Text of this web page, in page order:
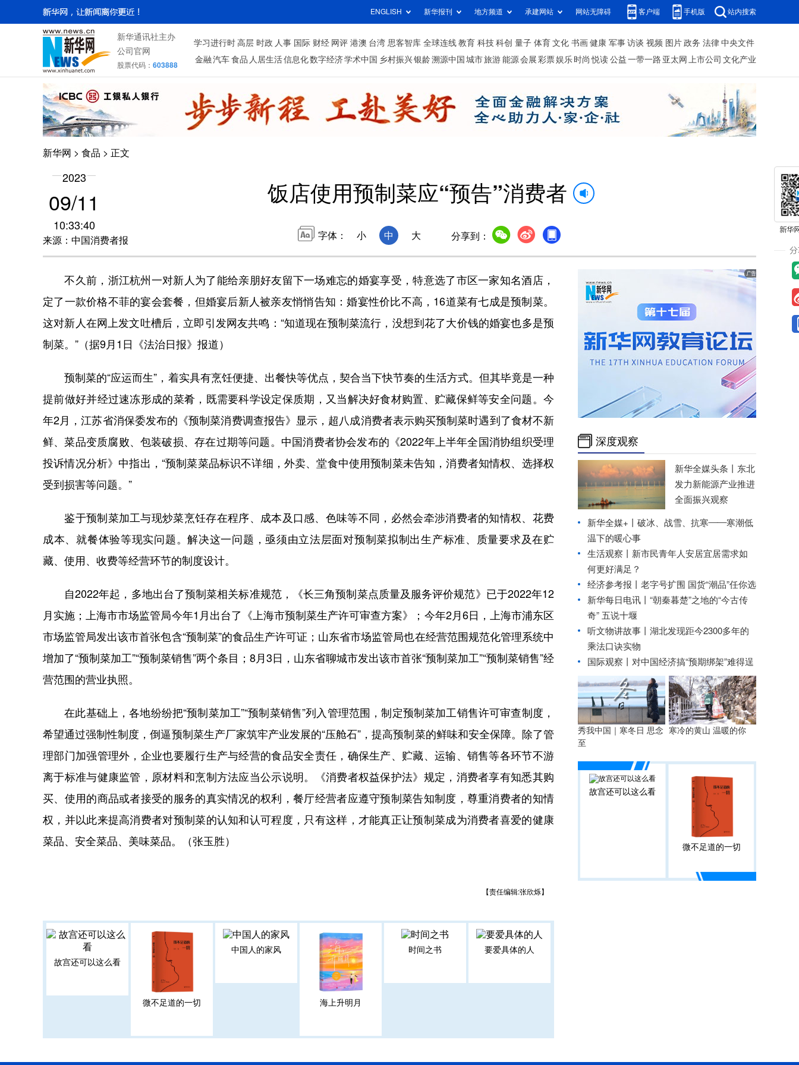
ENGLISH 新华报刊 地方频道 承建网站 网站无障碍 客户端 手机版 站内搜索
新华通讯社主办
公司官网
股票代码： 603888
学习进行时 高层 时政 人事 国际 财经 网评 港澳 台湾 思客智库 全球连线 教育 科技 科创 量子 体育 文化 书画 健康 军事 访谈 视频 图片 政务 法律 中央文件
金融 汽车 食品 人居生活信息化数字经济学术中国 乡村振兴银龄溯源中国 城市旅游 能源 会展 彩票娱乐 时尚 悦读 公益 一带一路 亚太网 上市公司 文化产业
新华网 > 食品 > 正文
2023
09/11
10:33:40
来源：中国消费者报
饭店使用预制菜应“预告”消费者
字体： 小 中 大 分享到：
不久前，浙江杭州一对新人为了能给亲朋好友留下一场难忘的婚宴享受，特意选了市区一家知名酒店，
定了一款价格不菲的宴会套餐，但婚宴后新人被亲友悄悄告知：婚宴性价比不高，16道菜有七成是预制菜。
这对新人在网上发文吐槽后，立即引发网友共鸣：“知道现在预制菜流行，没想到花了大价钱的婚宴也多是预
制菜。”（据9月1日《法治日报》报道）
预制菜的“应运而生”，着实具有烹饪便捷、出餐快等优点，契合当下快节奏的生活方式。但其毕竟是一种
提前做好并经过速冻形成的菜肴，既需要科学设定保质期，又当解决好食材购置、贮藏保鲜等安全问题。今
年2月，江苏省消保委发布的《预制菜消费调查报告》显示，超八成消费者表示购买预制菜时遇到了食材不新
鲜、菜品变质腐败、包装破损、存在过期等问题。中国消费者协会发布的《2022年上半年全国消协组织受理
投诉情况分析》中指出，“预制菜菜品标识不详细，外卖、堂食中使用预制菜未告知，消费者知情权、选择权
受到损害等问题。”
鉴于预制菜加工与现炒菜烹饪存在程序、成本及口感、色味等不同，必然会牵涉消费者的知情权、花费
成本、就餐体验等现实问题。解决这一问题，亟须由立法层面对预制菜拟制出生产标准、质量要求及在贮
藏、使用、收费等经营环节的制度设计。
自2022年起，多地出台了预制菜相关标准规范，《长三角预制菜点质量及服务评价规范》已于2022年12
月实施；上海市市场监管局今年1月出台了《上海市预制菜生产许可审查方案》；今年2月6日，上海市浦东区
市场监管局发出该市首张包含“预制菜”的食品生产许可证；山东省市场监管局也在经营范围规范化管理系统中
增加了“预制菜加工”“预制菜销售”两个条目；8月3日，山东省聊城市发出该市首张“预制菜加工”“预制菜销售”经
营范围的营业执照。
在此基础上，各地纷纷把“预制菜加工”“预制菜销售”列入管理范围，制定预制菜加工销售许可审查制度，
希望通过强制性制度，倒逼预制菜生产厂家筑牢产业发展的“压舱石”，提高预制菜的鲜味和安全保障。除了管
理部门加强管理外，企业也要履行生产与经营的食品安全责任，确保生产、贮藏、运输、销售等各环节不游
离于标准与健康监管，原材料和烹制方法应当公示说明。《消费者权益保护法》规定，消费者享有知悉其购
买、使用的商品或者接受的服务的真实情况的权利，餐厅经营者应遵守预制菜告知制度，尊重消费者的知情
权，并以此来提高消费者对预制菜的认知和认可程度，只有这样，才能真正让预制菜成为消费者喜爱的健康
菜品、安全菜品、美味菜品。（张玉胜）
【责任编辑:张欣烁】
故宫还可以这么看
微不足道的一切
中国人的家风
海上升明月
时间之书 要爱具体的人
深度观察
新华全媒头条丨 东北
发力新能源产业推进
全面振兴观察
新华全媒+丨 破冰、战雪、抗寒——寒潮低
温下的暖心事
生活观察丨新市民青年人安居宜居需求如
何更好满足？
经济参考报丨 老字号扩围 国货“潮品”任你选
新华每日电讯丨 “朝秦暮楚”之地的“今古传
奇” 五说十堰
听文物讲故事丨湖北发现距今2300多年的
乘法口诀实物
国际观察丨 对中国经济搞“预期绑架”难得逞
秀我中国｜寒冬日 思念
至
寒冷的黄山 温暖的你
故宫还可以这么看
微不足道的一切